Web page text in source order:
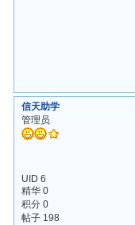
信天助学
管理员
UID 6
精华 0
积分 0
帖子 198